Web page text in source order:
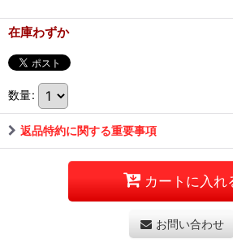
在庫わずか
数量:
返品特約に関する重要事項
カートに入れ
お問い合わせ